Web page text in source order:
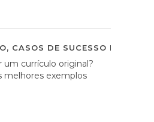
, CASOS DE SUCESSO DE
um currículo original?
melhores exemplos